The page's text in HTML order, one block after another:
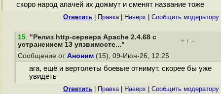
скоро народ апачей их дожмут и сменят название тоже
Ответить Правка| Наверх Cообщить модератору
15. "Релиз http-сервера Apache 2.4.68 с
устранением 13 уязвимосте..."
+ / –
Сообщение от Аноним (15), 09-Июн-26, 12:25
ага, ещё и вертолеты боевые отнимут. скорее бы уже
увидеть
Ответить Правка| Наверх Cообщить модератору